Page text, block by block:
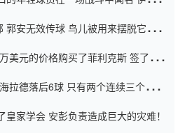
郭安无效传球 鸟儿被用来摆脱它
美元的价格购买了菲利克斯 签了7年
拉德落后6球 只有两个连续三个连续
家学会 安彭负责造成巨大的灾难！